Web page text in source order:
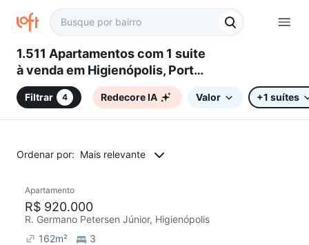
1.511 Apartamentos com 1 suite
à venda em Higienópolis, Porto
Alegre, RS
Filtrar 4 Redecore IA Valor +1 suítes
Ordenar por: Mais relevante
Redecorar
Apartamento
R$ 920.000
R. Germano Petersen Júnior, Higienópolis
162m²
3